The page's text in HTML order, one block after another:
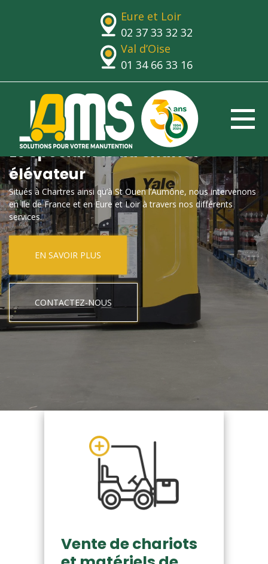
Eure et Loir
02 37 33 32 32
Val d’Oise
01 34 66 33 16
Le spécialiste du chariot
élévateur
Situés à Chartres ainsi qu’à St Ouen l’Aumône, nous intervenons
en Ile de France et en Eure et Loir à travers nos différents
services.
EN SAVOIR PLUS
CONTACTEZ-NOUS
Vente de chariots